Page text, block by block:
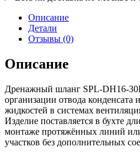
Описание
Детали
Отзывы (0)
Описание
Дренажный шланг SPL-DH16-
организации отвода конденсата
жидкостей в системах
Изделие поставляется в бухте
монтаже протяжённых линий
участков без дополнительных